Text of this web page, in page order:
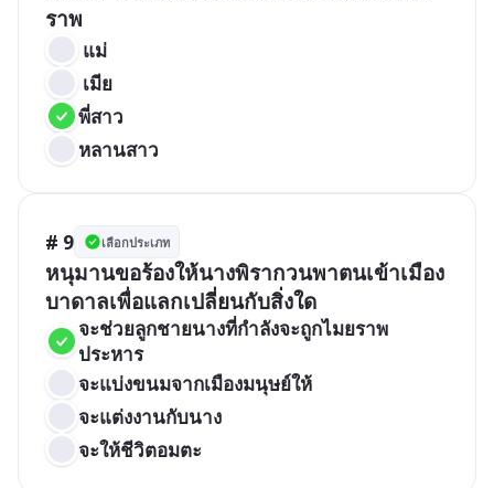
ราพ
แม่
เมีย
พี่สาว
หลานสาว
# 9 เลือกประเภท
หนุมานขอร้องให้นางพิรากวนพาตนเข้าเมือง
บาดาลเพื่อแลกเปลี่ยนกับสิ่งใด
จะช่วยลูกชายนางที่กำลังจะถูกไมยราพ
ประหาร
จะแบ่งขนมจากเมืองมนุษย์ให้
จะแต่งงานกับนาง
จะให้ชีวิตอมตะ